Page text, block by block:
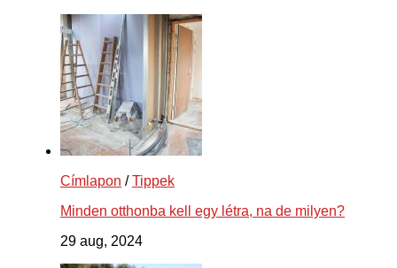
Címlapon /Tippek
Minden otthonba kell egy létra, na de milyen?
29 aug, 2024